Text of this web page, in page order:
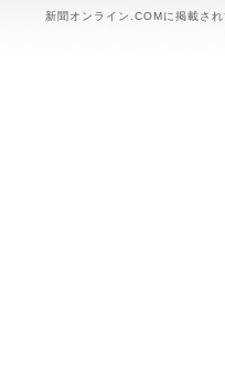
新聞オンライン.COMに掲載さ